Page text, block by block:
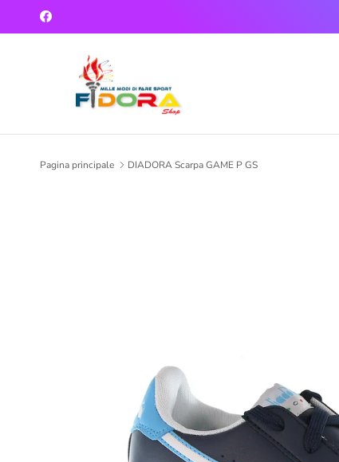
Passa ai contenuti
Facebook
Pagina principale DIADORA Scarpa GAME P GS